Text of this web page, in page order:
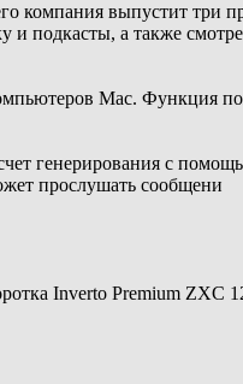
компания выпустит
и подкасты, а также
Mac. Функция
генерирования с
прослушать сообщени
Inverto Premium ZXC